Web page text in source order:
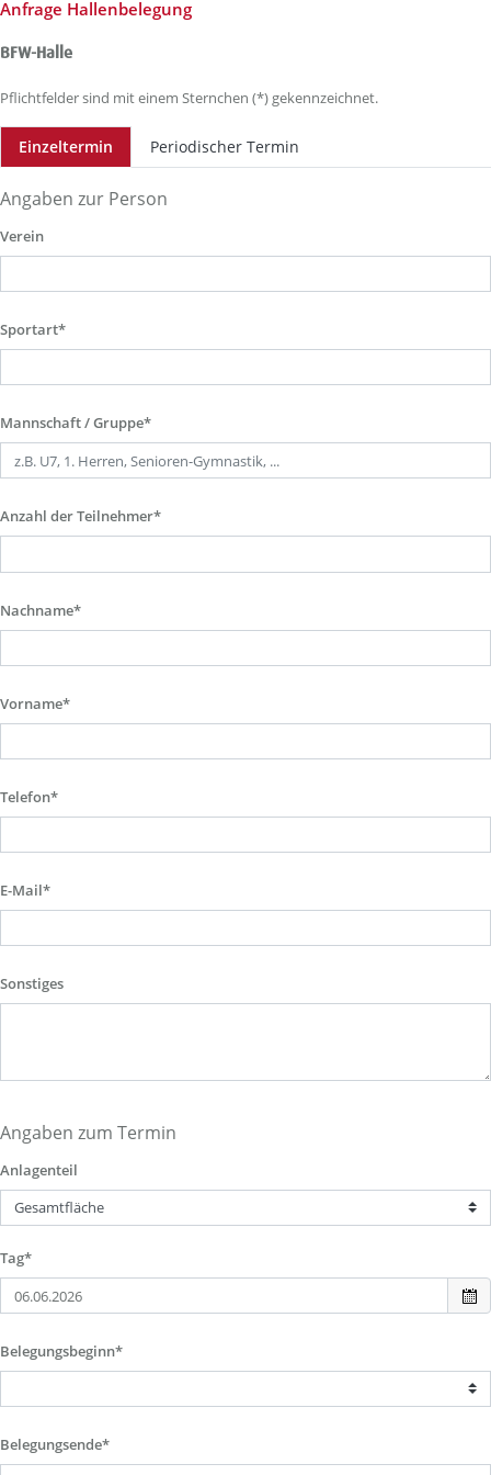
Anfrage Hallenbelegung
BFW-Halle
Pflichtfelder sind mit einem Sternchen (*) gekennzeichnet.
Einzeltermin Periodischer Termin
Angaben zur Person
Verein
Sportart*
Mannschaft / Gruppe*
Anzahl der Teilnehmer*
Nachname*
Vorname*
Telefon*
E-Mail*
Sonstiges
Angaben zum Termin
Anlagenteil
Tag*
Belegungsbeginn*
Belegungsende*